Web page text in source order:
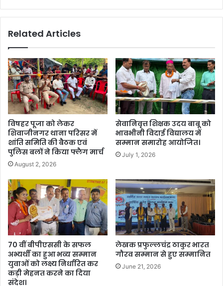
Related Articles
विषहर पूजा को लेकर
शिवाजीनगर थाना परिसर में
शांति समिति की बैठक एवं
पुलिस बलों ने किया फ्लैग मार्च
August 2, 2026
सेवानिवृत्त शिक्षक उदय बाबू को
भावभीनी विदाई विद्यालय में
सम्मान समारोह आयोजित।
July 1, 2026
70 वीं बीपीएससी के सफल
अभ्यर्थी का हुआ भव्य सम्मान
युवाओं को लक्ष्य निर्धारित कर
कड़ी मेहनत करने का दिया
संदेश।
लेखक प्रफुल्लचंद्र ठाकुर भारत
गौरव सम्मान से हुए सम्मानित
June 21, 2026